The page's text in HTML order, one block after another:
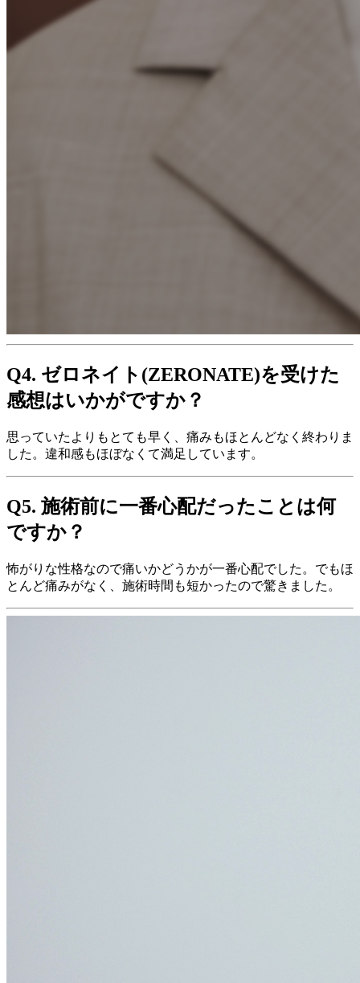
Q4. ゼロネイト(ZERONATE)を受けた
感想はいかがですか？
思っていたよりもとても早く、痛みもほとんどなく終わりま
した。違和感もほぼなくて満足しています。
Q5. 施術前に一番心配だったことは何
ですか？
怖がりな性格なので痛いかどうかが一番心配でした。でもほ
とんど痛みがなく、施術時間も短かったので驚きました。